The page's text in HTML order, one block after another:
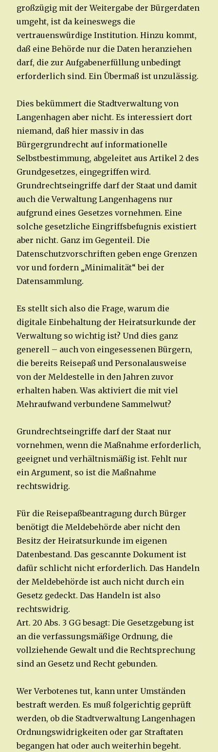
großzügig mit der Weitergabe der Bürgerdaten
umgeht, ist da keineswegs die
vertrauenswürdige Institution. Hinzu kommt,
daß eine Behörde nur die Daten heranziehen
darf, die zur Aufgabenerfüllung unbedingt
erforderlich sind. Ein Übermaß ist unzulässig.
Dies bekümmert die Stadtverwaltung von
Langenhagen aber nicht. Es interessiert dort
niemand, daß hier massiv in das
Bürgergrundrecht auf informationelle
Selbstbestimmung, abgeleitet aus Artikel 2 des
Grundgesetzes, eingegriffen wird.
Grundrechtseingriffe darf der Staat und damit
auch die Verwaltung Langenhagens nur
aufgrund eines Gesetzes vornehmen. Eine
solche gesetzliche Eingriffsbefugnis existiert
aber nicht. Ganz im Gegenteil. Die
Datenschutzvorschriften geben enge Grenzen
vor und fordern „Minimalität“ bei der
Datensammlung.
Es stellt sich also die Frage, warum die
digitale Einbehaltung der Heiratsurkunde der
Verwaltung so wichtig ist? Und dies ganz
generell – auch von eingesessenen Bürgern,
die bereits Reisepaß und Personalausweise
von der Meldestelle in den Jahren zuvor
erhalten haben. Was aktiviert die mit viel
Mehraufwand verbundene Sammelwut?
Grundrechtseingriffe darf der Staat nur
vornehmen, wenn die Maßnahme erforderlich,
geeignet und verhältnismäßig ist. Fehlt nur
ein Argument, so ist die Maßnahme
rechtswidrig.
Für die Reisepaßbeantragung durch Bürger
benötigt die Meldebehörde aber nicht den
Besitz der Heiratsurkunde im eigenen
Datenbestand. Das gescannte Dokument ist
dafür schlicht nicht erforderlich. Das Handeln
der Meldebehörde ist auch nicht durch ein
Gesetz gedeckt. Das Handeln ist also
rechtswidrig.
Art. 20 Abs. 3 GG besagt: Die Gesetzgebung ist
an die verfassungsmäßige Ordnung, die
vollziehende Gewalt und die Rechtsprechung
sind an Gesetz und Recht gebunden.
Wer Verbotenes tut, kann unter Umständen
bestraft werden. Es muß folgerichtig geprüft
werden, ob die Stadtverwaltung Langenhagen
Ordnungswidrigkeiten oder gar Straftaten
begangen hat oder auch weiterhin begeht.